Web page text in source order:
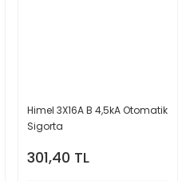
Himel 3X16A B 4,5kA Otomatik
Sigorta
301,40 TL